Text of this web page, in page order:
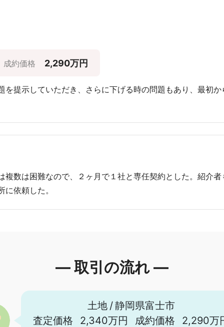
成約価格 2,290万円
を提示していただき、さらに下げる時の問題もあり、最初
複数は困難なので、２ヶ月で１社と専任契約とした。紹介
依頼した。
― 取引の流れ ―
土地 /静岡県富士市
査定価格
2,340万円 成約価格
2,290万